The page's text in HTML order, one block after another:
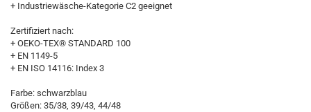
+ Industriewäsche-Kategorie C2 geeignet
Zertifiziert nach:
+ OEKO-TEX® STANDARD 100
+ EN 1149-5
+ EN ISO 14116: Index 3
Farbe: schwarzblau
Größen: 35/38, 39/43, 44/48